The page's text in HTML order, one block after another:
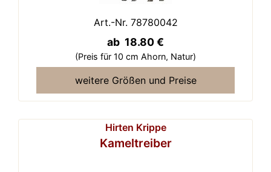
Art.-Nr. 78780042
ab 18.80 €
(Preis für 10 cm Ahorn, Natur)
weitere Größen und Preise
Hirten Krippe
Kameltreiber